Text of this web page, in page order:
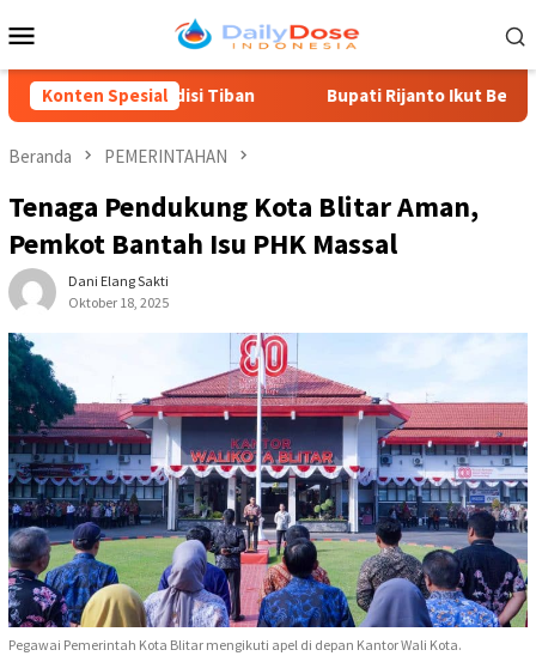
ke
Mobile
Konten Spesial
Tradisi Tiban Bupati Rijanto Ikut Beraksi di Arena
Beranda PEMERINTAHAN
Tenaga Pendukung Kota Blitar Aman,
Pemkot Bantah Isu PHK Massal
Dani Elang Sakti
Oktober 18, 2025
Pegawai Pemerintah Kota Blitar mengikuti apel di depan Kantor Wali Kota.